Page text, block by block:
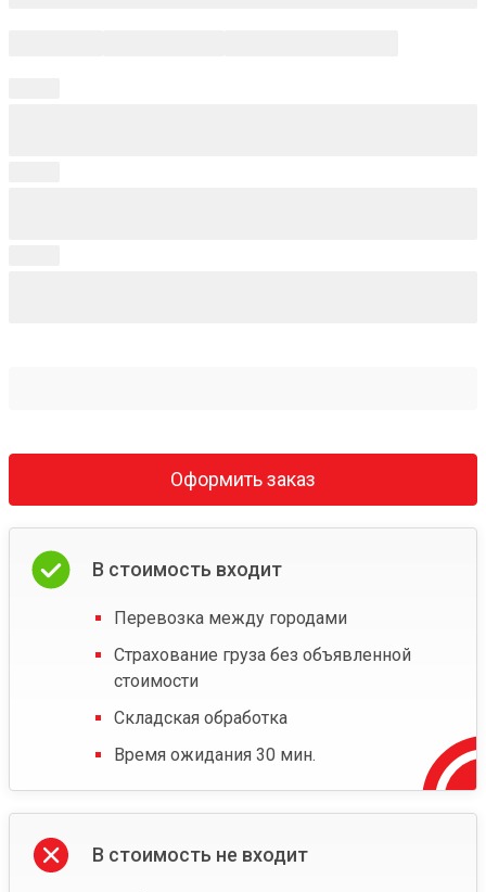
Оформить заказ
В стоимость входит
Перевозка между городами
Страхование груза без объявленной
стоимости
Складская обработка
Время ожидания 30 мин.
В стоимость не входит